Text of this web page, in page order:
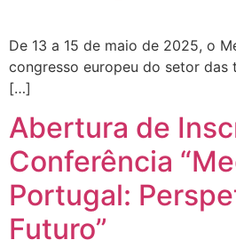
De 13 a 15 de maio de 2025, o
congresso europeu do setor das
[…]
Abertura de
Conferência
Portugal:
Futuro”